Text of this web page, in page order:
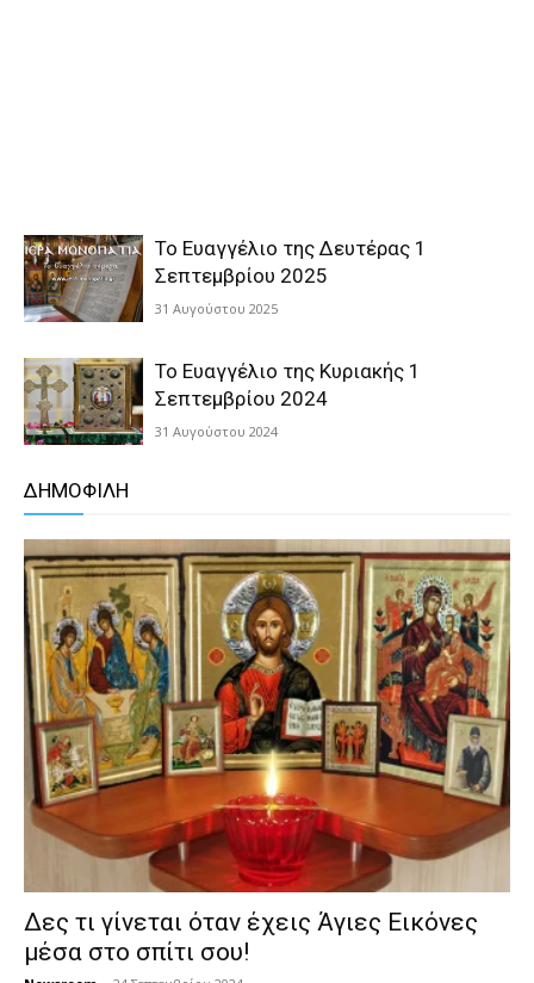
Το Ευαγγέλιο της Δευτέρας 1
Σεπτεμβρίου 2025
31 Αυγούστου 2025
Το Ευαγγέλιο της Κυριακής 1
Σεπτεμβρίου 2024
31 Αυγούστου 2024
ΔΗΜΟΦΙΛΗ
Δες τι γίνεται όταν έχεις Άγιες Εικόνες
μέσα στο σπίτι σου!